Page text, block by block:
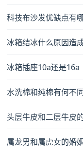
科技布沙发优缺点有
冰箱结冰什么原因造
冰箱插座10a还是16a
水洗棉和纯棉有何不
头层牛皮和二层牛皮
属龙男和属虎女的婚